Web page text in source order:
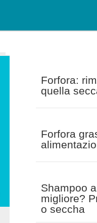
Forfora:
quella
Forfora
Shampoo
migliore?
o seccha